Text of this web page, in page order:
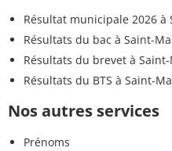
Résultat municipale 2026 à
Résultats du bac à Saint-
Résultats du brevet à
Résultats du BTS à Saint-
Nos autres services
Prénoms